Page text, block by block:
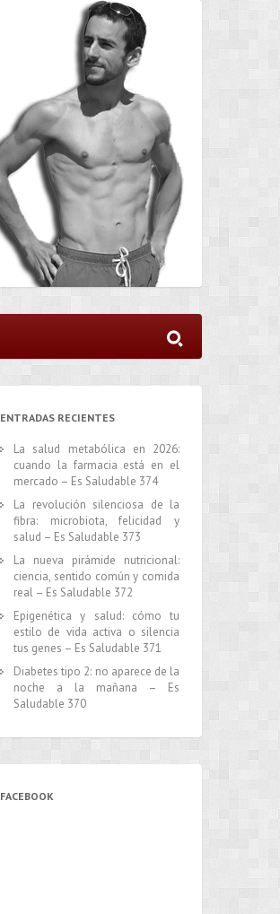
ENTRADAS RECIENTES
La salud metabólica en 2026:
cuando la farmacia está en el
mercado – Es Saludable 374
La revolución silenciosa de la
fibra: microbiota, felicidad y
salud – Es Saludable 373
La nueva pirámide nutricional:
ciencia, sentido común y comida
real – Es Saludable 372
Epigenética y salud: cómo tu
estilo de vida activa o silencia
tus genes – Es Saludable 371
Diabetes tipo 2: no aparece de la
noche a la mañana – Es
Saludable 370
FACEBOOK